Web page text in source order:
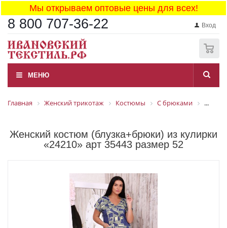
Мы открываем оптовые цены для всех!
8 800 707-36-22 Вход
МЕНЮ
Главная Женский трикотаж Костюмы С брюками ...
Женский костюм (блузка+брюки) из кулирки
«24210» арт 35443 размер 52